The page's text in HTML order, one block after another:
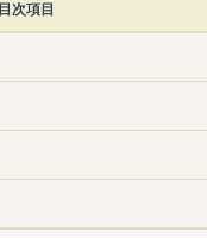
目次項目